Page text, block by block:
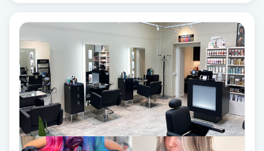
Babylights
Balayage
Bambumassage